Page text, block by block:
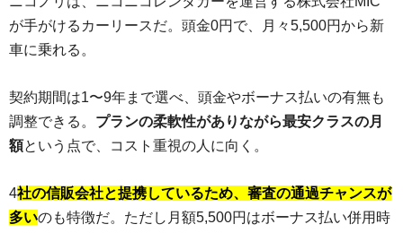
が手がけるカーリースだ。頭金0円で、月々5,500円から新
車に乗れる。
契約期間は1〜9年まで選べ、頭金やボーナス払いの有無も
調整できる。 プランの柔軟性がありながら最安クラスの月
額という点で、コスト重視の人に向く。
4社の信販会社と提携しているため、審査の通過チャンスが
多いのも特徴だ。ただし月額5,500円はボーナス払い併用時